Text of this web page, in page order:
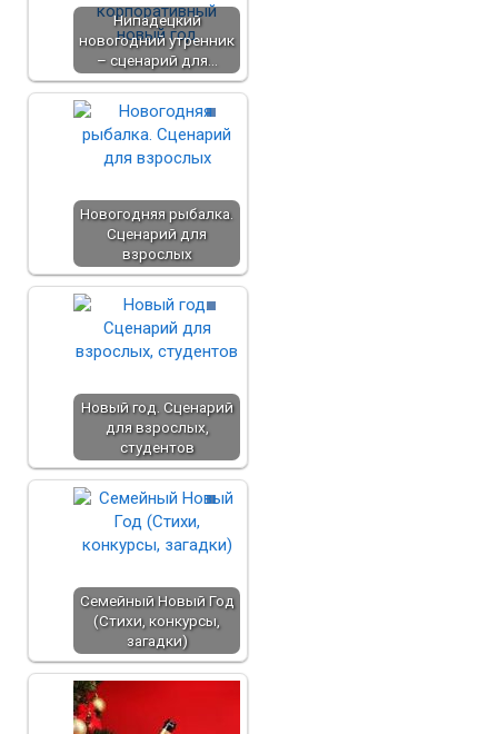
Нипадецкий
новогодний утренник
– сценарий для…
Новогодняя рыбалка.
Сценарий для
взрослых
Новый год. Сценарий
для взрослых,
студентов
Семейный Новый Год
(Стихи, конкурсы,
загадки)